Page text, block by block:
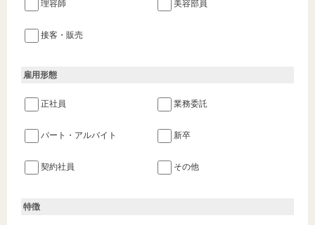
理容師 美容部員
接客・販売
雇用形態
正社員 業務委託
パート・アルバイト 新卒
契約社員 その他
特徴